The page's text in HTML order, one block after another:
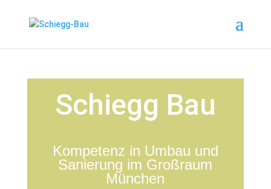
Schiegg Bau
Kompetenz in Umbau und
Sanierung im Großraum
München